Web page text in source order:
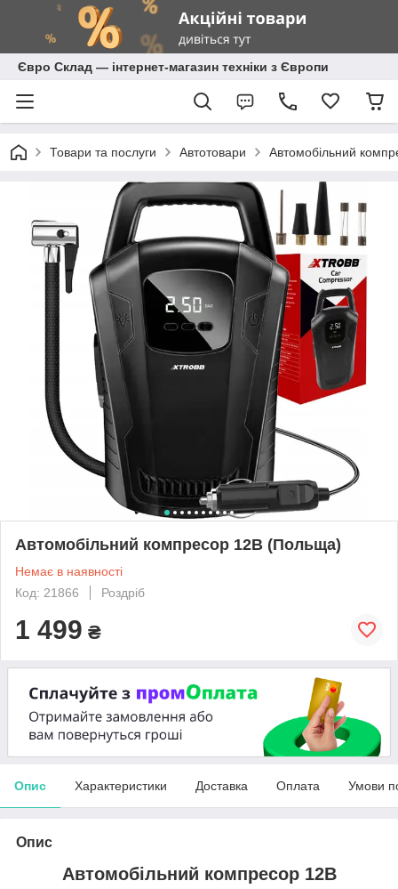
Євро Склад — інтернет-магазин техніки з Європи
Товари та послуги Автотовари Автомобільний
Автомобільний компресор 12В (Польща)
Немає в наявності
Код: 21866
Роздріб
1 499 ₴
Опис Характеристики Доставка Оплата Умови
Опис
Автомобільний компресор 12В